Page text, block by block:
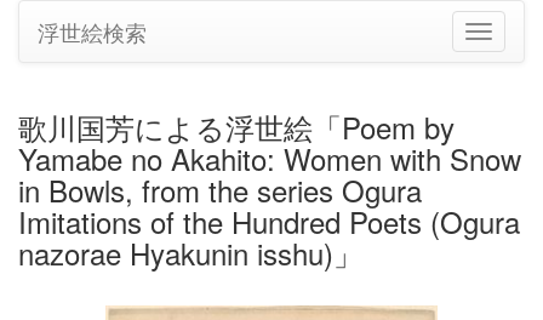
ナ
ビ
ョ
切
浮世絵検索
歌川国芳による浮世絵「Poem by
Yamabe no Akahito: Women with Snow
in Bowls, from the series Ogura
Imitations of the Hundred Poets (Ogura
nazorae Hyakunin isshu)」